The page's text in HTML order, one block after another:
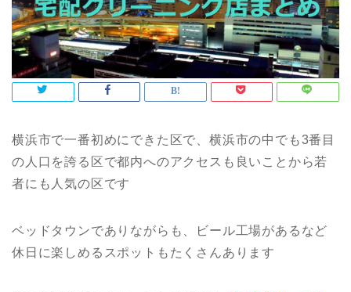
横浜市で一番初めにできた区で、横浜市の中でも3番目
の人口を誇る区で都内へのアクセスも良いことから若
者にも人気の区です
ベッドタウンでありながらも、ビール工場があるなど
休日に楽しめるスポットもたくさんあります